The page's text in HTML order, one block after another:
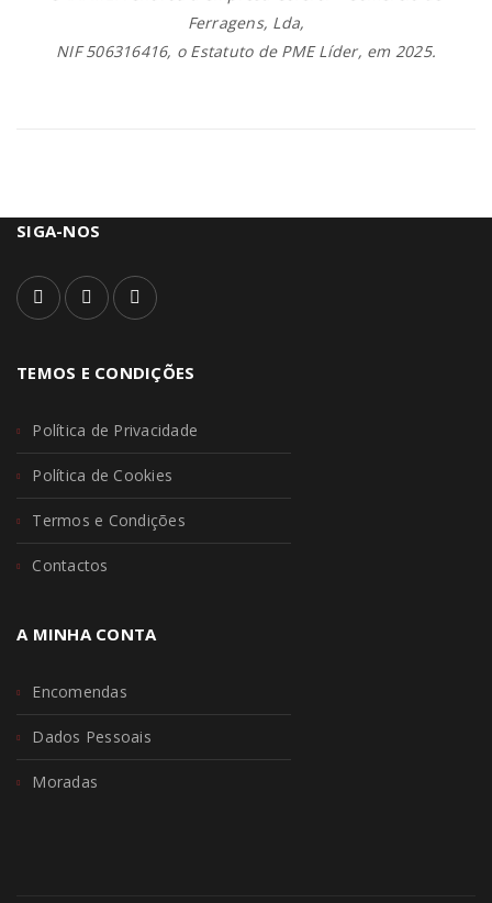
Ferragens, Lda,
NIF 506316416, o Estatuto de PME Líder, em 2025.
SIGA-NOS
TEMOS E CONDIÇÕES
Política de Privacidade
Política de Cookies
Termos e Condições
Contactos
A MINHA CONTA
Encomendas
Dados Pessoais
Moradas